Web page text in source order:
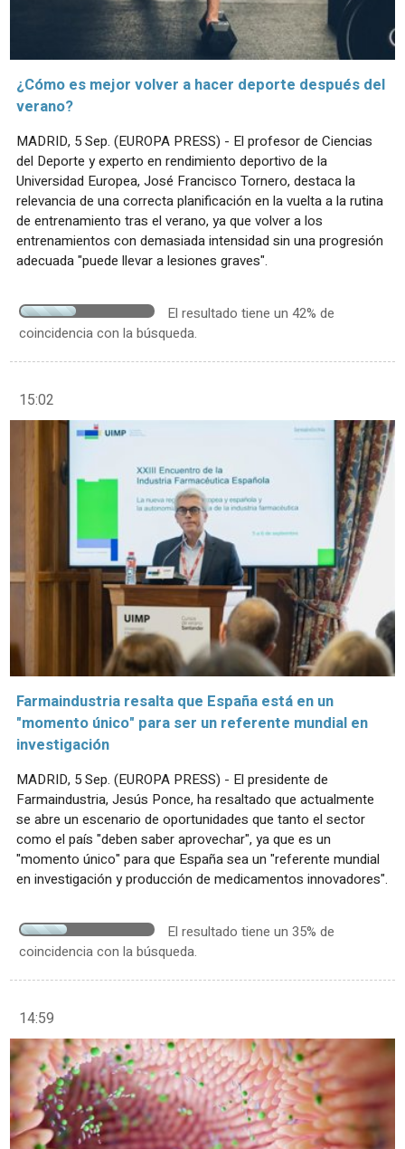
¿Cómo es mejor volver a hacer deporte después del
verano?
MADRID, 5 Sep. (EUROPA PRESS) - El profesor de Ciencias
del Deporte y experto en rendimiento deportivo de la
Universidad Europea, José Francisco Tornero, destaca la
relevancia de una correcta planificación en la vuelta a la rutina
de entrenamiento tras el verano, ya que volver a los
entrenamientos con demasiada intensidad sin una progresión
adecuada "puede llevar a lesiones graves".
El resultado tiene un 42% de
coincidencia con la búsqueda.
15:02
Farmaindustria resalta que España está en un
"momento único" para ser un referente mundial en
investigación
MADRID, 5 Sep. (EUROPA PRESS) - El presidente de
Farmaindustria, Jesús Ponce, ha resaltado que actualmente
se abre un escenario de oportunidades que tanto el sector
como el país "deben saber aprovechar", ya que es un
"momento único" para que España sea un "referente mundial
en investigación y producción de medicamentos innovadores".
El resultado tiene un 35% de
coincidencia con la búsqueda.
14:59